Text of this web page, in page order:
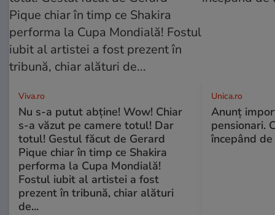
Viva.ro
Nu s-a putut abține! Wow! Chiar
s-a văzut pe camere totul! Dar
totul! Gestul făcut de Gerard
Pique chiar în timp ce Shakira
performa la Cupa Mondială!
Fostul iubit al artistei a fost
prezent în tribună, chiar alături
de...
Unica.ro
Anunț
pensionari.
începând